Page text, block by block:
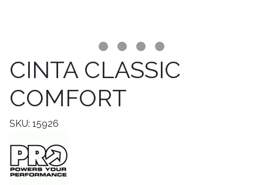
CINTA CLASSIC
COMFORT
SKU: 15926